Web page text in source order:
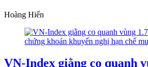
Hoàng Hiển
VN-Index giằng co quanh